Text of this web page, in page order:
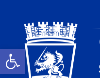
Open toolbar